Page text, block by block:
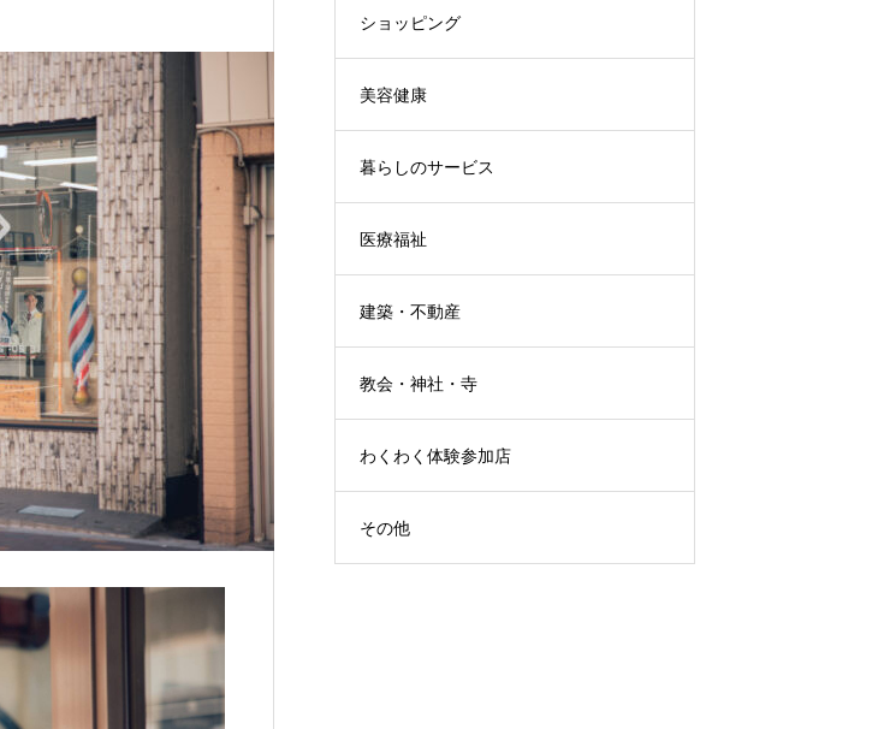
ショッピング
美容健康
暮らしのサービス
医療福祉
建築・不動産
教会・神社・寺
わくわく体験参加店
その他